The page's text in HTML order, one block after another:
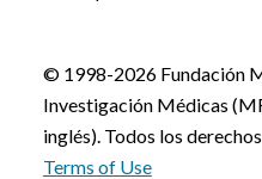
© 1998-2026 Fundación
Investigación Médicas
inglés). Todos los
Terms of Use